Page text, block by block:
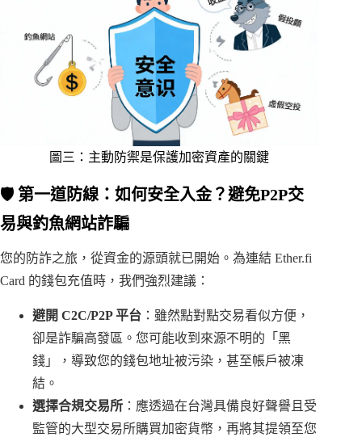
圖三：主動防禦是保護加密資產的關鍵
🛡️ 第一道防線：如何安全入金？避免P2P交
易與釣魚網站詐騙
您的防詐之旅，從資金的源頭就已開始。為連結 Ether.fi
Card 的錢包充值時，我們強烈建議：
避開 C2C/P2P 平台 ：雖然點對點交易看似方便，
卻是詐騙高發區。您可能收到來源不明的「黑
錢」，導致您的錢包地址被污染，甚至帳戶被凍
結。
選擇合規交易所 ：應透過在台灣具備良好聲譽且受
監管的大型交易所購買加密貨幣，再將其提領至您